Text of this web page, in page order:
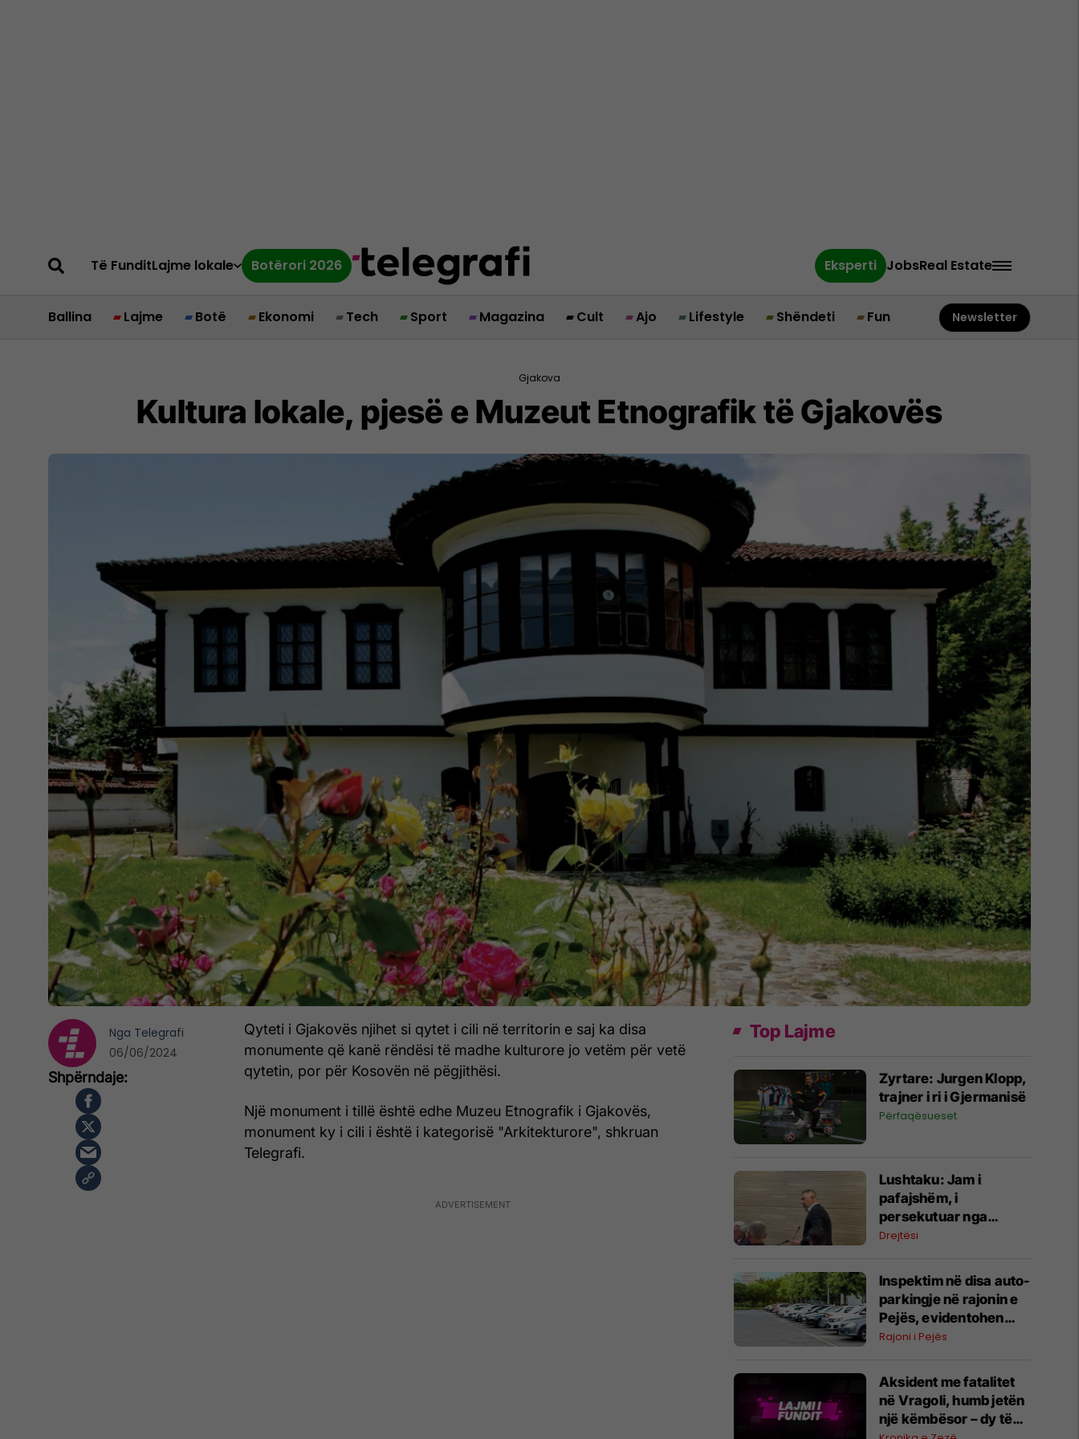
Të FunditLajme lokale Botërori 2026 Eksperti JobsReal Estate
Ballina Lajme Botë Ekonomi Tech Sport Magazina Cult Ajo Lifestyle Shëndeti Fun Newsletter
Gjakova
Kultura lokale, pjesë e Muzeut Etnografik të Gjakovës
Qyteti i Gjakovës njihet si qytet i cili në territorin e saj ka disa
monumente që kanë rëndësi të madhe kulturore jo vetëm për vetë
qytetin, por për Kosovën në pëgjithësi.
Një monument i tillë është edhe Muzeu Etnografik i Gjakovës,
monument ky i cili i është i kategorisë "Arkitekturore", shkruan
Telegrafi.
Nga Telegrafi
06/06/2024
Top Lajme
Zyrtare: Jurgen Klopp,
trajner i ri i Gjermanisë
Përfaqësueset
Lushtaku: Jam i
pafajshëm, i
persekutuar nga
EULEX-i
Drejtësi
Inspektim në disa auto-
parkingje në rajonin e
Pejës, evidentohen
shkelje të ndryshme
Rajoni i Pejës
Aksident me fatalitet
në Vragoli, humb jetën
një këmbësor – dy të